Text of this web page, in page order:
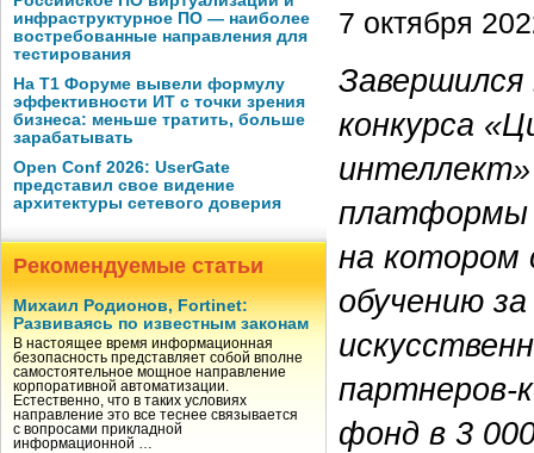
инфраструктурное ПО — наиболее
востребованные направления для
тестирования
На Т1 Форуме вывели формулу
эффективности ИТ с точки зрения
бизнеса: меньше тратить, больше
зарабатывать
Open Conf 2026: UserGate
представил свое видение
архитектуры сетевого доверия
Рекомендуемые статьи
Михаил Родионов, Fortinet:
Развиваясь по известным законам
В настоящее время информационная
безопасность представляет собой вполне
самостоятельное мощное направление
корпоративной автоматизации.
Естественно, что в таких условиях
направление это все теснее связывается
с вопросами прикладной
информационной …
7 октября
конкурса
платформы
на котором
обучению
партнеров-
фонд в 3